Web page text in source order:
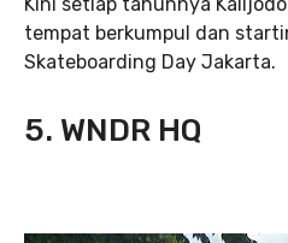
tempat berkumpul dan
Skateboarding Day Jakarta.
5. WNDR HQ